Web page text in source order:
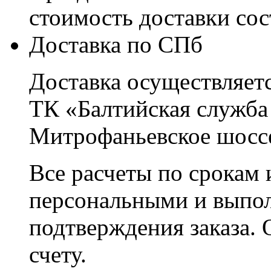
стоимость доставки
Доставка по СПб
Доставка
ТК «Балтийская
Митрофаньевское
Все расчеты по срокам
персональными и
подтверждения заказа.
счету.